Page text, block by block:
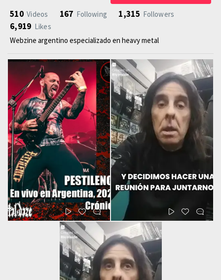
510 Videos 167 Following 1,315 Followers
6,919 Likes
Webzine argentino especializado en heavy metal